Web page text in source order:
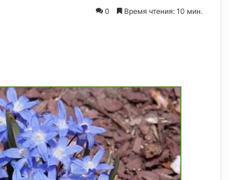
0 Время чтения: 10 мин.